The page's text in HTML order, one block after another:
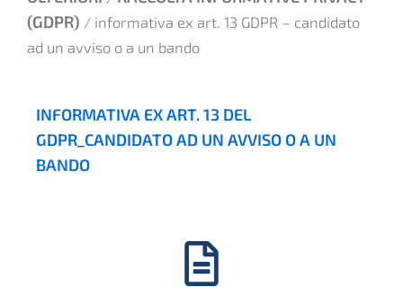
(GDPR) / informativa ex art. 13 GDPR – candidato
ad un avviso o a un bando
INFORMATIVA EX ART. 13 DEL
GDPR_CANDIDATO AD UN AVVISO O A UN
BANDO